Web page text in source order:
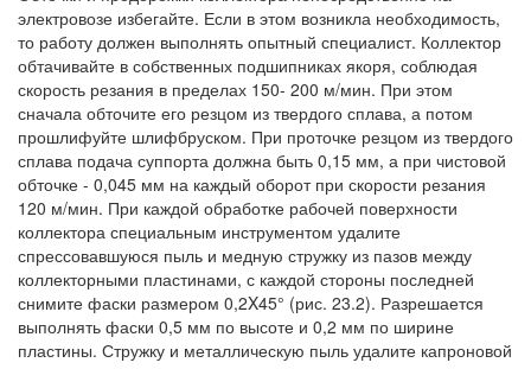
электровозе избегайте. Если в этом возникла необходимость,
то работу должен выполнять опытный специалист. Коллектор
обтачивайте в собственных подшипниках якоря, соблюдая
скорость резания в пределах 150- 200 м/мин. При этом
сначала обточите его резцом из твердого сплава, а потом
прошлифуйте шлифбруском. При проточке резцом из твердого
сплава подача суппорта должна быть 0,15 мм, а при чистовой
обточке - 0,045 мм на каждый оборот при скорости резания
120 м/мин. При каждой обработке рабочей поверхности
коллектора специальным инструментом удалите
спрессовавшуюся пыль и медную стружку из пазов между
коллекторными пластинами, с каждой стороны последней
снимите фаски размером 0,2X45° (рис. 23.2). Разрешается
выполнять фаски 0,5 мм по высоте и 0,2 мм по ширине
пластины. Стружку и металлическую пыль удалите капроновой